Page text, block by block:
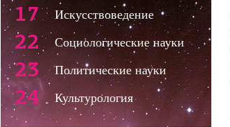
17 Искусствоведение
22 Социологические науки
23 Политические науки
24 Культурология